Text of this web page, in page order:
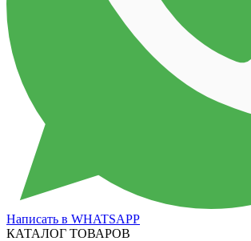
Написать в WHATSAPP
КАТАЛОГ ТОВАРОВ